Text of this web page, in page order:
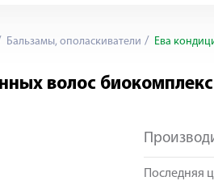
Бальзамы, ополаскиватели Ева
волос
Последняя